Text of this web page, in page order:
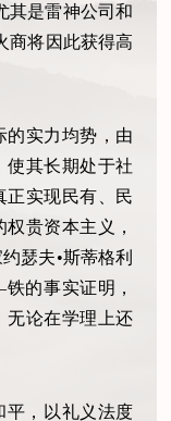
其是雷神公司和
商将因此获得高
的实力均势，由
使其长期处于社
正实现民有、民
贵资本主义，
瑟夫•斯蒂格利
的事实证明，
无论在学理上还
平，以礼义法度